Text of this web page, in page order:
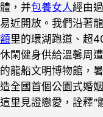
體，并包養女人經由
易近開放。我們沿著龍
額里的環湖跑道、超
休閑健身供給溫馨周
的龍船文明博物館，
造全國首個公園式婚
這里見證戀愛，詮釋“